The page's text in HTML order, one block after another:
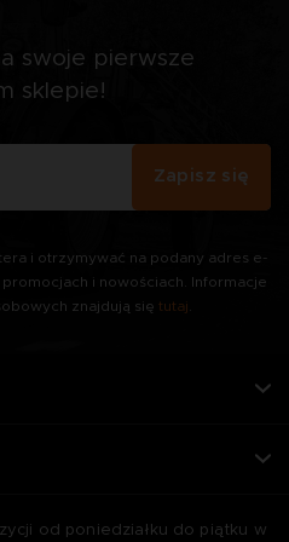
od poniedziałku do piątku w
swoje pierwsze
sklepie!
i otrzymywać na podany adres e-
i nowościach. Informacje
znajdują się tutaj
Zapisz się